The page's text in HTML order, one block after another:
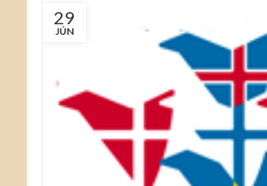
29
JÚN